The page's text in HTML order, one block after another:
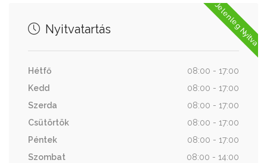
Jelenleg Nyitva
Nyitvatartás
Hétfő
08:00 - 17:00
Kedd
08:00 - 17:00
Szerda
08:00 - 17:00
Csütörtök
08:00 - 17:00
Péntek
08:00 - 17:00
Szombat
08:00 - 14:00